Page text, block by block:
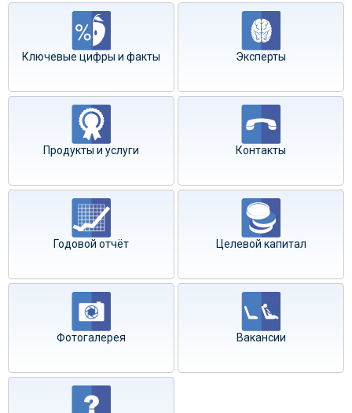
Ключевые цифры и факты Эксперты
Продукты и услуги Контакты
Годовой отчёт Целевой капитал
Фотогалерея Вакансии